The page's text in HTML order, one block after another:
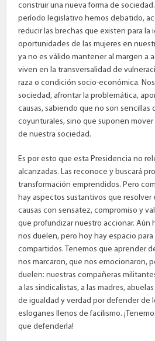
construir una nueva forma de
período legislativo hemos debatido,
reducir las brechas que existen para la
oportunidades de las mujeres en
ya no es válido mantener al margen a
viven en la transversalidad de
raza o condición socio-económica.
sociedad, afrontar la problemática,
causas, sabiendo que no son sencillas
coyunturales, sino que suponen
de nuestra sociedad.
Es por esto que esta Presidencia no
alcanzadas. Las reconoce y buscará
transformación emprendidos. Pero
hay aspectos sustantivos que resolver
causas con sensatez, compromiso y
que profundizar nuestro accionar. Aún
nos duelen, pero hoy hay espacio
compartidos. Tenemos que aprender
nos marcaron, que nos emocionaron,
duelen: nuestras compañeras
a las sindicalistas, a las madres,
de igualdad y verdad por defender de
esloganes llenos de facilismo.
que defenderla!